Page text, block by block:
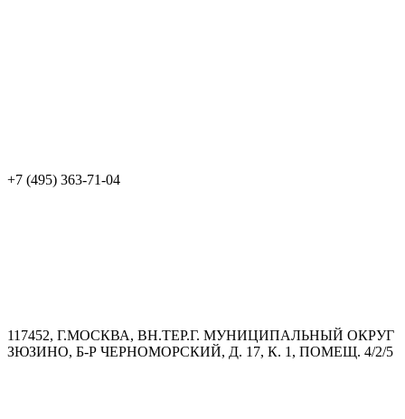
+7 (495) 363-71-04
117452, Г.МОСКВА, ВН.ТЕР.Г. МУНИЦИПАЛЬНЫЙ ОКРУГ
ЗЮЗИНО, Б-Р ЧЕРНОМОРСКИЙ, Д. 17, К. 1, ПОМЕЩ. 4/2/5